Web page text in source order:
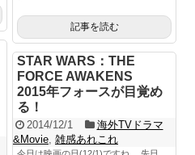
記事を読む
STAR WARS：THE
FORCE AWAKENS
2015年フォースが目覚め
る！
2014/12/1
海外TVドラマ
&Movie 雑感あれこれ